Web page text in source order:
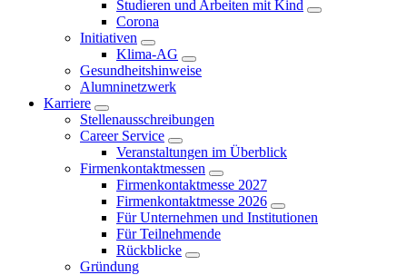
Studieren und Arbeiten mit Kind
Corona
Initiativen
Klima-AG
Gesundheitshinweise
Alumninetzwerk
Karriere
Stellenausschreibungen
Career Service
Veranstaltungen im Überblick
Firmenkontaktmessen
Firmenkontaktmesse 2027
Firmenkontaktmesse 2026
Für Unternehmen und Institutionen
Für Teilnehmende
Rückblicke
Gründung